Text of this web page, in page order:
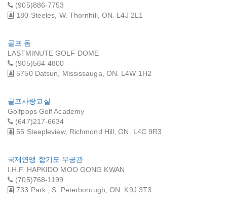
(905)886-7753
180 Steeles, W. Thornhill, ON. L4J 2L1
골프 돔
LASTMINUTE GOLF DOME
(905)564-4800
5750 Datsun, Mississauga, ON. L4W 1H2
골프사랑교실
Golfpops Golf Academy
(647)217-6634
55 Steepleview, Richmond Hill, ON. L4C 9R3
국제연맹 합기도 무공관
I.H.F. HAPKIDO MOO GONG KWAN
(705)768-1199
733 Park , S. Peterborough, ON. K9J 3T3